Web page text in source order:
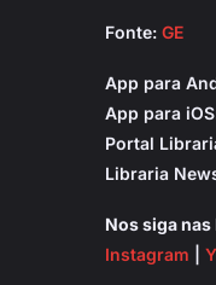
Fonte: GE
App para
App para
Portal
Libraria
Nos siga nas
Instagram